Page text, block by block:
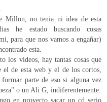
Millon, no tenia ni idea de esta
he estado buscando cosas
para que nos vamos a engañar)
esta.
videos, hay tantas cosas que
el de esta web y el de los cortos,
parte de eso si alguna vez
o un Ali G, indiferentemente.
en proyecto sacar un cd serio